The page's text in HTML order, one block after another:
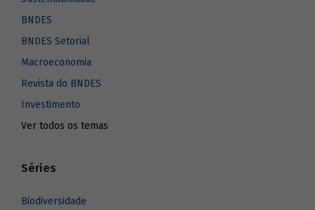
BNDES
BNDES Setorial
Macroeconomia
Revista do BNDES
Investimento
Ver todos os temas
Séries
Biodiversidade